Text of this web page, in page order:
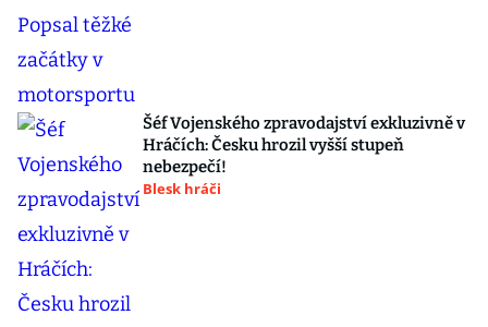
Šéf Vojenského zpravodajství exkluzivně v
Hráčích: Česku hrozil vyšší stupeň
nebezpečí!
Blesk hráči